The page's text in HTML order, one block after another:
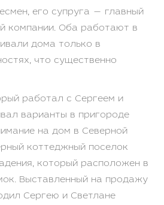
его супруга — главный
компании. Оба работают в
дома только в
что существенно
работал с Сергеем и
варианты в пригороде
на дом в Северной
коттеджный поселок
который расположен в
Выставленный на продажу
Сергею и Светлане